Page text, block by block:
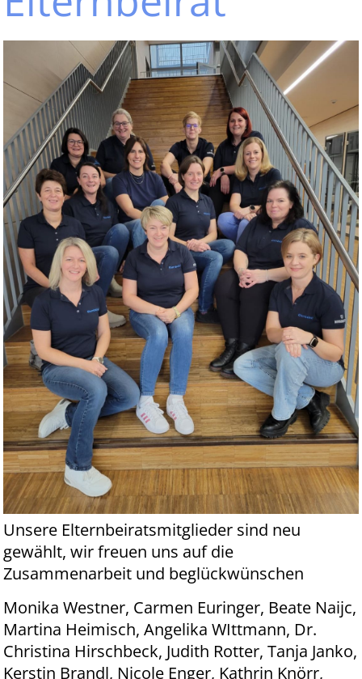
Unsere Elternbeiratsmitglieder sind neu
gewählt, wir freuen uns auf die
Zusammenarbeit und beglückwünschen
Monika Westner, Carmen Euringer, Beate Naijc,
Martina Heimisch, Angelika WIttmann, Dr.
Christina Hirschbeck, Judith Rotter, Tanja Janko,
Kerstin Brandl, Nicole Enger, Kathrin Knörr,